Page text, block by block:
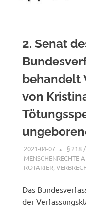
2. Senat
behandelt
von
2021-04-07 XX
§ 218
MENSCHENRECHTE
ROTARIER,
Das
der